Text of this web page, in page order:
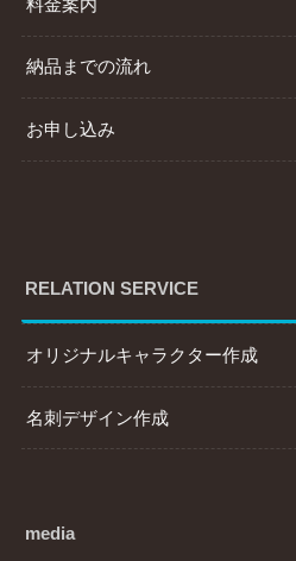
料金案内
納品までの流れ
お申し込み
RELATION SERVICE
オリジナルキャラクター作成
名刺デザイン作成
media